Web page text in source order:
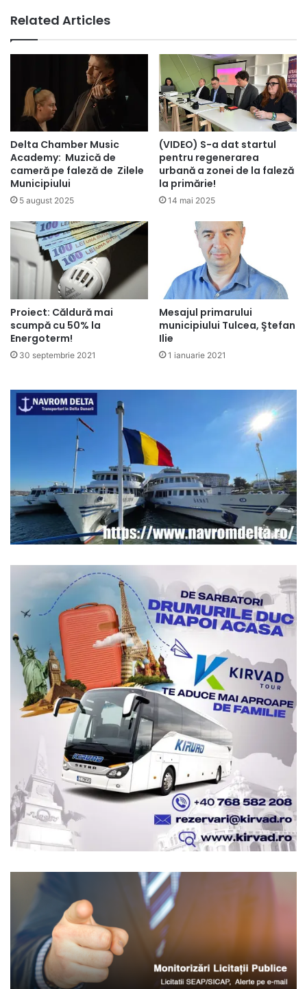
Related Articles
Delta Chamber Music
Academy: Muzică de
cameră pe faleză de Zilele
Municipiului
5 august 2025
(VIDEO) S-a dat startul
pentru regenerarea
urbană a zonei de la faleză
la primărie!
14 mai 2025
Proiect: Căldură mai
scumpă cu 50% la
Energoterm!
30 septembrie 2021
Mesajul primarului
municipiului Tulcea, Ştefan
Ilie
1 ianuarie 2021